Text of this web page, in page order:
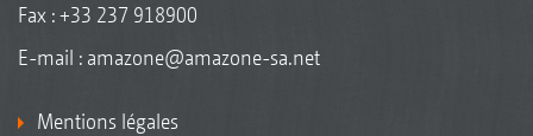
Fax : +33 237 918900
E-mail : amazone@amazone-sa.net
Mentions légales